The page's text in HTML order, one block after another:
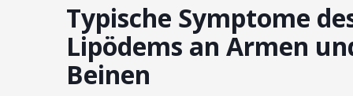
Typische Symptome
Lipödems an Armen
Beinen